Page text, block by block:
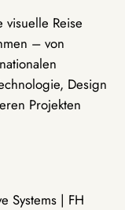
visuelle Reise
– von
Design
Projekten
Systems | FH